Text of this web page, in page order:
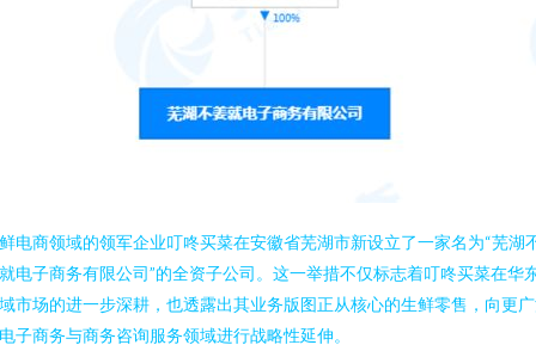
电商领域的领军企业叮咚买菜在安徽省芜湖市新设立了一家名为“芜湖
电子商务有限公司”的全资子公司。这一举措不仅标志着叮咚买菜在华
市场的进一步深耕，也透露出其业务版图正从核心的生鲜零售，向更
子商务与商务咨询服务领域进行战略性延伸。